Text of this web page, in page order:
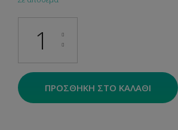
ΠΡΟΣΘΉΚΗ ΣΤΟ ΚΑΛΆΘΙ